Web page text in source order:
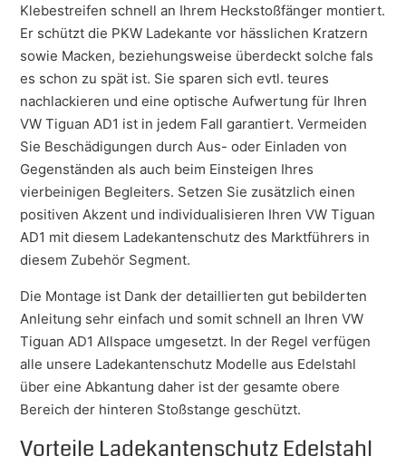
Klebestreifen schnell an Ihrem Heckstoßfänger montiert.
Er schützt die PKW Ladekante vor hässlichen Kratzern
sowie Macken, beziehungsweise überdeckt solche fals
es schon zu spät ist. Sie sparen sich evtl. teures
nachlackieren und eine optische Aufwertung für Ihren
VW Tiguan AD1 ist in jedem Fall garantiert. Vermeiden
Sie Beschädigungen durch Aus- oder Einladen von
Gegenständen als auch beim Einsteigen Ihres
vierbeinigen Begleiters. Setzen Sie zusätzlich einen
positiven Akzent und individualisieren Ihren VW Tiguan
AD1 mit diesem Ladekantenschutz des Marktführers in
diesem Zubehör Segment.
Die Montage ist Dank der detaillierten gut bebilderten
Anleitung sehr einfach und somit schnell an Ihren VW
Tiguan AD1 Allspace umgesetzt. In der Regel verfügen
alle unsere Ladekantenschutz Modelle aus Edelstahl
über eine Abkantung daher ist der gesamte obere
Bereich der hinteren Stoßstange geschützt.
Vorteile Ladekantenschutz Edelstahl